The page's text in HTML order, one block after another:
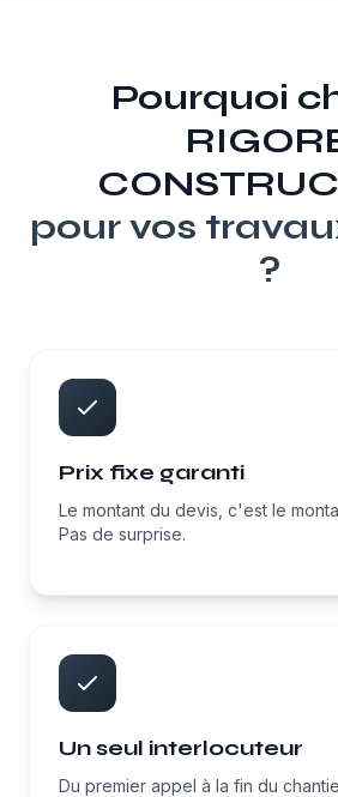
Pourquoi
pour vos
?
Prix fixe garanti
Le montant du devis, c'est le
Pas de surprise.
Un seul interlocuteur
Du premier appel à la fin du